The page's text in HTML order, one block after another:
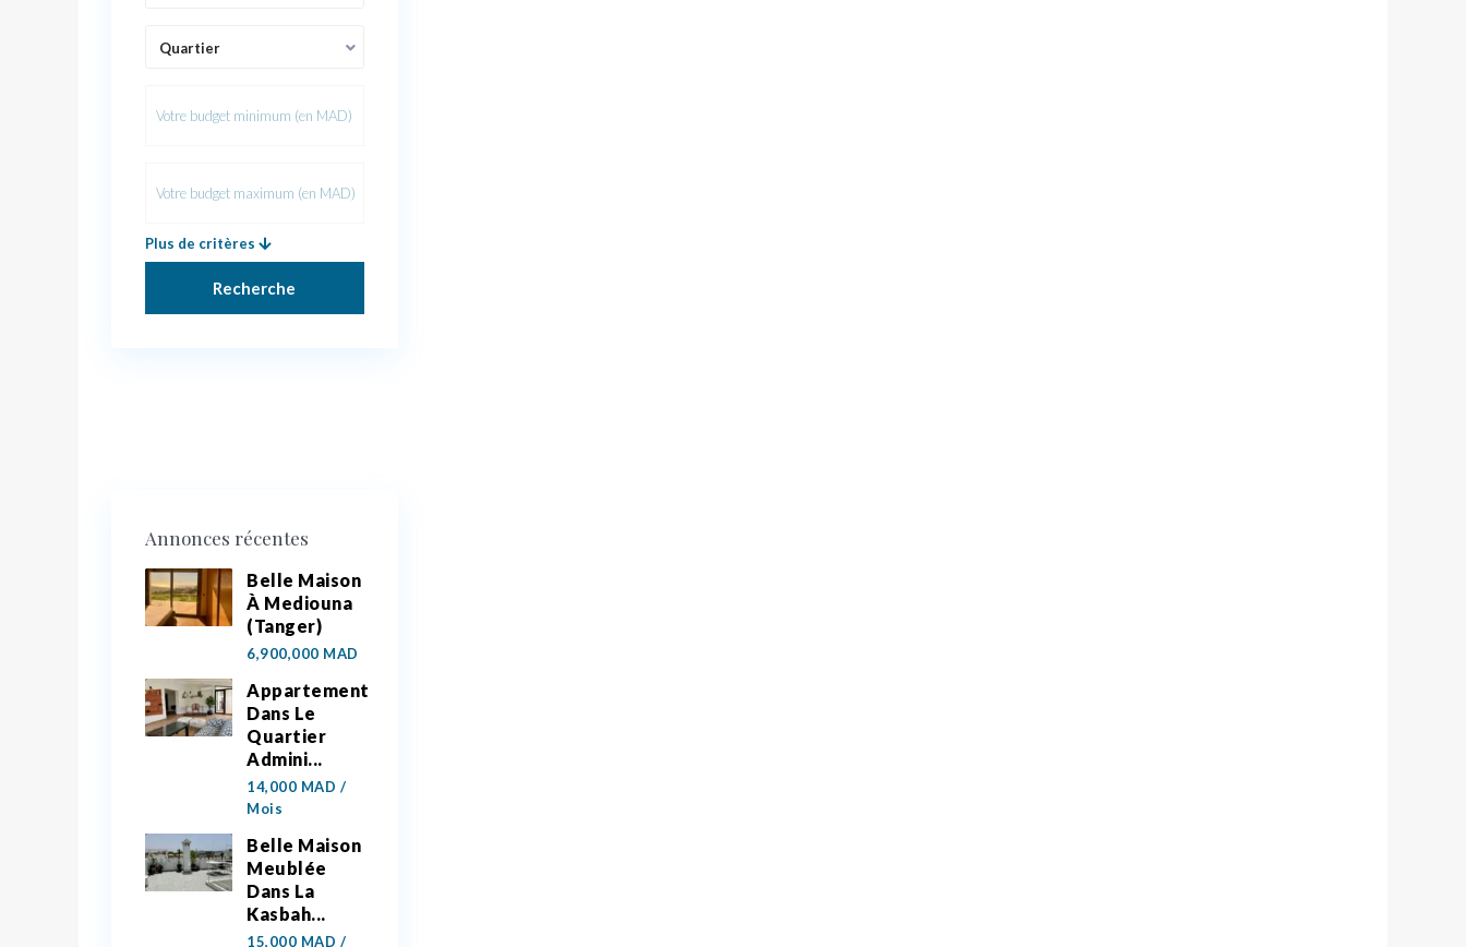
Quartier
Plus de critères
Recherche
Annonces récentes
Belle Maison
À Mediouna
(Tanger)
6,900,000 MAD
Appartement
Dans Le
Quartier
Admini...
14,000 MAD /
Mois
Belle Maison
Meublée
Dans La
Kasbah...
15,000 MAD /